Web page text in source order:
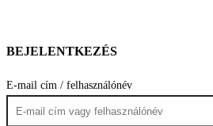
BEJELENTKEZÉS
E-mail cím / felhasználónév